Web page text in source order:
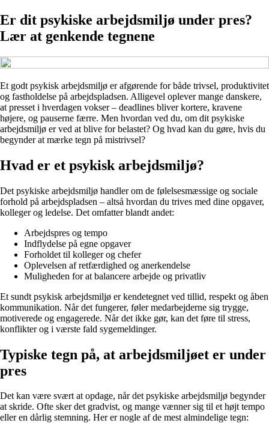
Er dit psykiske arbejdsmiljø under pres?
Lær at genkende tegnene
Et godt psykisk arbejdsmiljø er afgørende for både trivsel, produktivitet
og fastholdelse på arbejdspladsen. Alligevel oplever mange danskere,
at presset i hverdagen vokser – deadlines bliver kortere, kravene
højere, og pauserne færre. Men hvordan ved du, om dit psykiske
arbejdsmiljø er ved at blive for belastet? Og hvad kan du gøre, hvis du
begynder at mærke tegn på mistrivsel?
Hvad er et psykisk arbejdsmiljø?
Det psykiske arbejdsmiljø handler om de følelsesmæssige og sociale
forhold på arbejdspladsen – altså hvordan du trives med dine opgaver,
kolleger og ledelse. Det omfatter blandt andet:
Arbejdspres og tempo
Indflydelse på egne opgaver
Forholdet til kolleger og chefer
Oplevelsen af retfærdighed og anerkendelse
Muligheden for at balancere arbejde og privatliv
Et sundt psykisk arbejdsmiljø er kendetegnet ved tillid, respekt og åben
kommunikation. Når det fungerer, føler medarbejderne sig trygge,
motiverede og engagerede. Når det ikke gør, kan det føre til stress,
konflikter og i værste fald sygemeldinger.
Typiske tegn på, at arbejdsmiljøet er under
pres
Det kan være svært at opdage, når det psykiske arbejdsmiljø begynder
at skride. Ofte sker det gradvist, og mange vænner sig til et højt tempo
eller en dårlig stemning. Her er nogle af de mest almindelige tegn: